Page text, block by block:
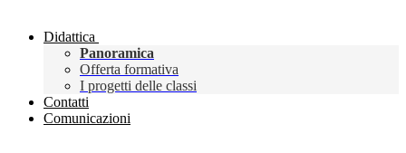
Didattica
Panoramica
Offerta formativa
I progetti delle classi
Contatti
Comunicazioni